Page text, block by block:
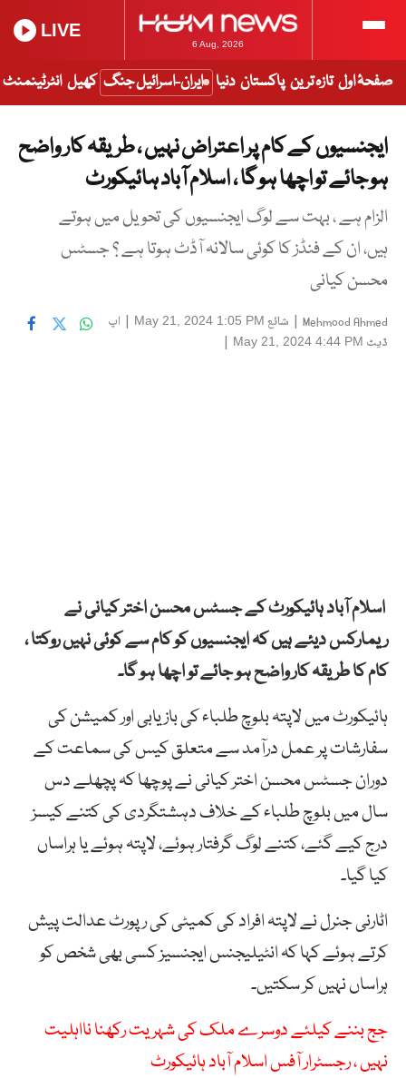
6 Aug, 2026
LIVE
صفحۂ اول تازہ ترین پاکستان دنیا ایران-اسرائیل جنگ کھیل انٹرٹینمنٹ
ایجنسیوں کے کام پر اعتراض نہیں ، طریقہ کار واضح
ہو جائے تو اچھا ہو گا ، اسلام آباد ہائیکورٹ
الزام ہے ، بہت سے لوگ ایجنسیوں کی تحویل میں ہوتے
ہیں، ان کے فنڈز کا کوئی سالانہ آڈٹ ہوتا ہے ؟ جسٹس
محسن کیانی
Mehmood Ahmed
| شائع May 21, 2024 1:05 PM
| اپ
ڈیٹ May 21, 2024 4:44 PM
|
اسلام آباد ہائیکورٹ کے جسٹس محسن اختر کیانی نے
ریمارکس دیئے ہیں کہ ایجنسیوں کو کام سے کوئی نہیں روکتا ،
کام کا طریقہ کار واضح ہو جائے تو اچھا ہو گا۔
ہائیکورٹ میں لاپتہ بلوچ طلباء کی بازیابی اور کمیشن کی
سفارشات پر عمل درآمد سے متعلق کیس کی سماعت کے
دوران جسٹس محسن اختر کیانی نے پوچھا کہ پچھلے دس
سال میں بلوچ طلباء کے خلاف دہشتگردی کی کتنے کیسز
درج کیے گئے، کتنے لوگ گرفتار ہوئے، لاپتہ ہوئے یا ہراساں
کیا گیا۔
اٹارنی جنرل نے لاپتہ افراد کی کمیٹی کی رپورٹ عدالت پیش
کرتے ہوئے کہا کہ انٹیلیجنس ایجنسیز کسی بھی شخص کو
ہراساں نہیں کر سکتیں۔
جج بننے کیلئے دوسرے ملک کی شہریت رکھنا نااہلیت
نہیں ، رجسٹرار آفس اسلام آباد ہائیکورٹ